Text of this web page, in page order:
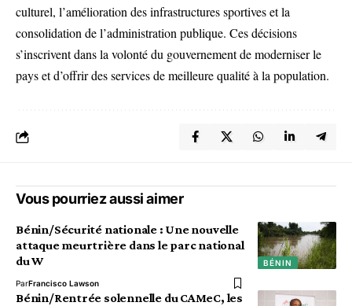
culturel, l’amélioration des infrastructures sportives et la
consolidation de l’administration publique. Ces décisions
s’inscrivent dans la volonté du gouvernement de moderniser le
pays et d’offrir des services de meilleure qualité à la population.
Vous pourriez aussi aimer
BÉNIN
Bénin/Sécurité nationale : Une nouvelle
attaque meurtrière dans le parc national
du W
ParFrancisco Lawson
Bénin/Rentrée solennelle du CAMeC, les